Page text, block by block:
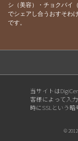
シ（美容）・チョクバイ
でシェアし合うおすそわ
です。
当サイトは
客様によって入
時にSSLという暗
©